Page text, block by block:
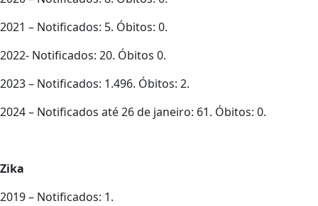
2021 – Notificados: 5. Óbitos: 0.
2022- Notificados: 20. Óbitos 0.
2023 – Notificados: 1.496. Óbitos: 2.
2024 – Notificados até 26 de janeiro: 61. Óbitos: 0.
Zika
2019 – Notificados: 1.